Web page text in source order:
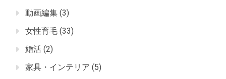
動画編集 (3)
女性育毛 (33)
婚活 (2)
家具・インテリア (5)